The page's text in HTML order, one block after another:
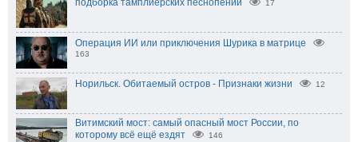
подборка тамплиерских песнопений 17
Операция ИИ или приключения Шурика в матрице
163
Норильск. Обитаемый остров - Признаки жизни 12
Витимский мост: самый опасный мост России, по
которому всё ещё ездят
146